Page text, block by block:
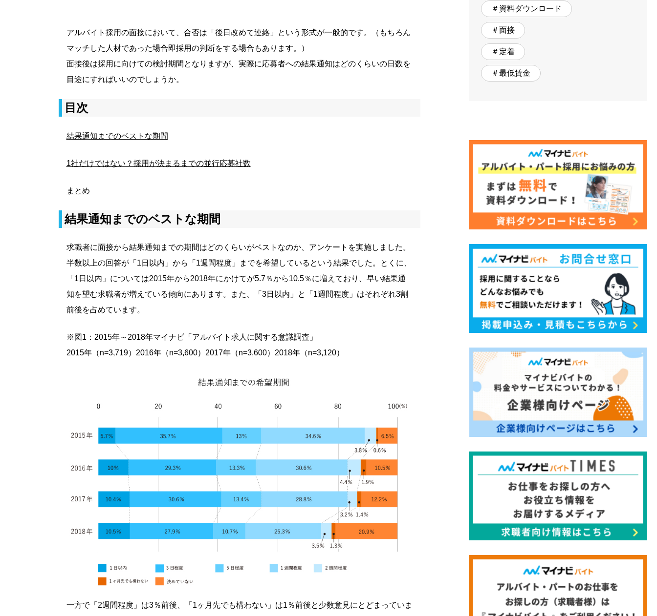
アルバイト採用の面接において、合否は「後日改めて連絡」という形式が一般的です。（もちろん
マッチした人材であった場合即採用の判断をする場合もあります。）
面接後は採用に向けての検討期間となりますが、実際に応募者への結果通知はどのくらいの日数を
目途にすればいいのでしょうか。
目次
結果通知までのベストな期間
1社だけではない？採用が決まるまでの並行応募社数
まとめ
結果通知までのベストな期間
求職者に面接から結果通知までの期間はどのくらいがベストなのか、アンケートを実施しました。
半数以上の回答が「1日以内」から「1週間程度」までを希望しているという結果でした。とくに、
「1日以内」については2015年から2018年にかけてが5.7％から10.5％に増えており、早い結果通
知を望む求職者が増えている傾向にあります。また、「3日以内」と「1週間程度」はそれぞれ3割
前後を占めています。
※図1：2015年～2018年マイナビ「アルバイト求人に関する意識調査」
2015年（n=3,719）2016年（n=3,600）2017年（n=3,600）2018年（n=3,120）
一方で「2週間程度」は3％前後、「1ヶ月先でも構わない」は1％前後と少数意見にとどまっていま
＃資料ダウンロード
＃面接
＃定着
＃最低賃金